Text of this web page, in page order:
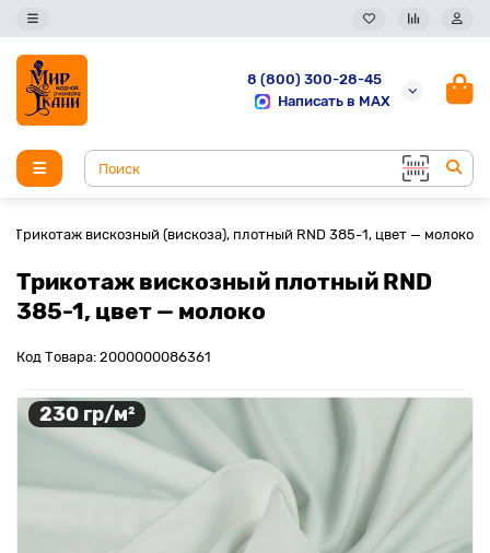
8 (800) 300-28-45
Написать в MAX
Трикотаж вискозный (вискоза), плотный RND 385-1, цвет — молоко
Трикотаж вискозный плотный RND
385-1, цвет — молоко
Код Товара: 2000000086361
230 гр/м²